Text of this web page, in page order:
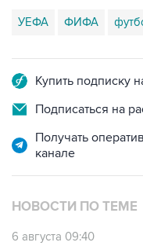
УЕФА ФИФА
Купить подписку
Подписаться на
Получать
канале
НОВОСТИ ПО ТЕМЕ
6 августа 09:40